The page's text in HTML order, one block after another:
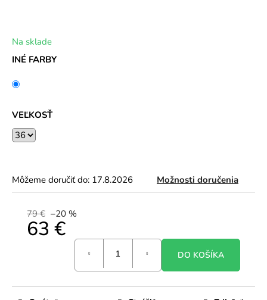
INÉ FARBY
VEĽKOSŤ
Môžeme doručiť do: 17.8.2026 Možnosti doručenia
Na sklade
79 € –20 %
63 €
DO KOŠÍKA